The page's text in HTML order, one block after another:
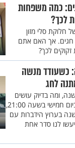
כמה משפחות
לכך?
חלוקת סלי מזון
חגים. אך האם אתם
לכך?
כשעודד מנשה
לחג
ומה בדיוק עושים
ביום קדוש זה? היו עמנו ביום חמישי בשעה 21:00,
בערוץ הידברות עם
לנו סדר אחת